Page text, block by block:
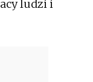
ludzi i